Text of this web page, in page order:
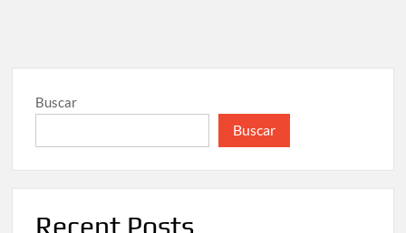
Buscar
Buscar
Recent Posts